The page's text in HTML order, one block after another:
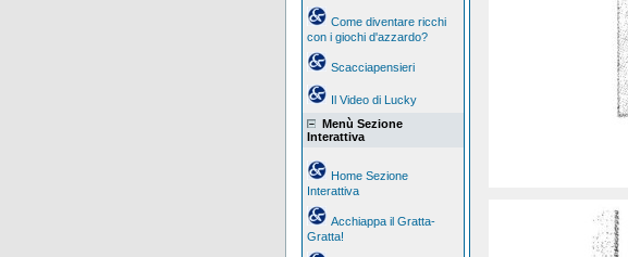
Come diventare ricchi
con i giochi d'azzardo?
Scacciapensieri
Il Video di Lucky
Menù Sezione
Interattiva
Home Sezione
Interattiva
Acchiappa il Gratta-
Gratta!